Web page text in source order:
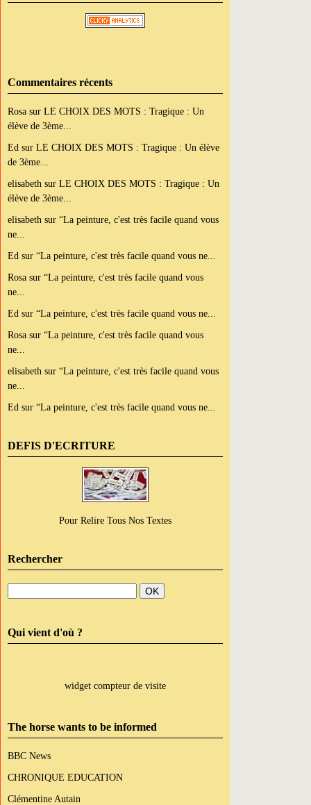
Commentaires récents
Rosa sur LE CHOIX DES MOTS : Tragique : Un
élève de 3ème...
Ed sur LE CHOIX DES MOTS : Tragique : Un élève
de 3ème...
elisabeth sur LE CHOIX DES MOTS : Tragique : Un
élève de 3ème...
elisabeth sur “La peinture, c'est très facile quand vous
ne...
Ed sur “La peinture, c'est très facile quand vous ne...
Rosa sur “La peinture, c'est très facile quand vous
ne...
Ed sur “La peinture, c'est très facile quand vous ne...
Rosa sur “La peinture, c'est très facile quand vous
ne...
elisabeth sur “La peinture, c'est très facile quand vous
ne...
Ed sur “La peinture, c'est très facile quand vous ne...
DEFIS D'ECRITURE
Pour Relire Tous Nos Textes
Rechercher
Qui vient d'où ?
widget compteur de visite
The horse wants to be informed
BBC News
CHRONIQUE EDUCATION
Clémentine Autain